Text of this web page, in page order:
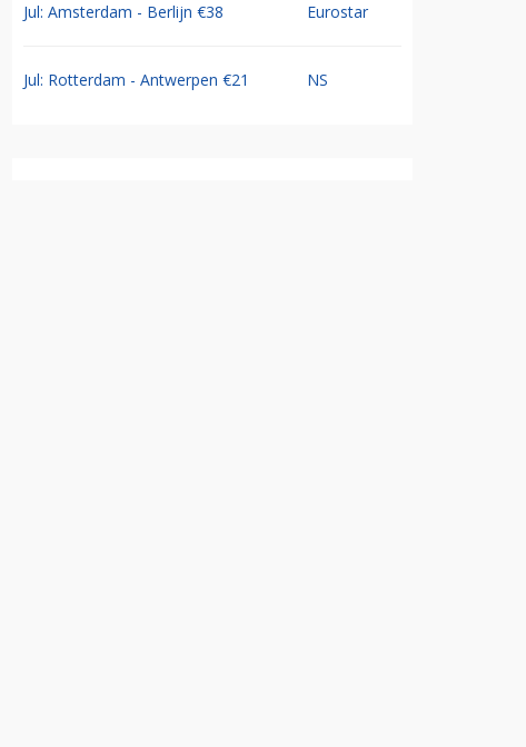
Jul: Amsterdam - Berlijn €38 Eurostar
Jul: Rotterdam - Antwerpen €21 NS